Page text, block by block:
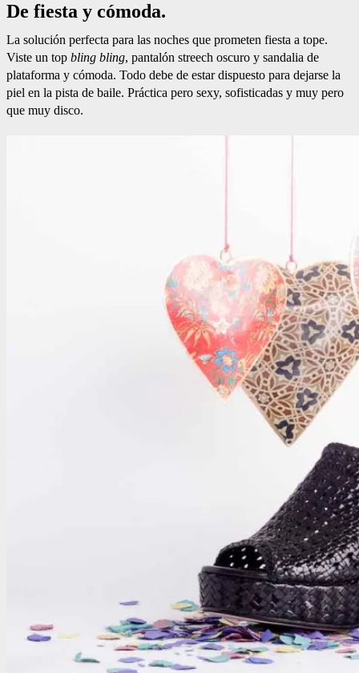
De fiesta y cómoda.
La solución perfecta para las noches que prometen fiesta a tope.
Viste un top bling bling, pantalón streech oscuro y sandalia de
plataforma y cómoda. Todo debe de estar dispuesto para dejarse la
piel en la pista de baile. Práctica pero sexy, sofisticadas y muy pero
que muy disco.